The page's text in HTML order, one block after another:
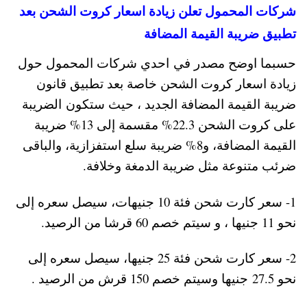
شركات المحمول تعلن زيادة اسعار كروت الشحن بعد
تطبيق ضريبة القيمة المضافة
حسبما اوضح مصدر في احدي شركات المحمول حول
زيادة اسعار كروت الشحن خاصة بعد تطبيق قانون
ضريبة القيمة المضافة الجديد ، حيث ستكون الضريبة
على كروت الشحن 22.3% مقسمة إلى 13% ضريبة
القيمة المضافة، و8% ضريبة سلع استفزازية، والباقى
ضرئب متنوعة مثل ضريبة الدمغة وخلافة.
1- سعر كارت شحن فئة 10 جنيهات، سيصل سعره إلى
نحو 11 جنيها ، و سيتم خصم 60 قرشا من الرصيد.
2- سعر كارت شحن فئة 25 جنيها، سيصل سعره إلى
نحو 27.5 جنيها وسيتم خصم 150 قرش من الرصيد .